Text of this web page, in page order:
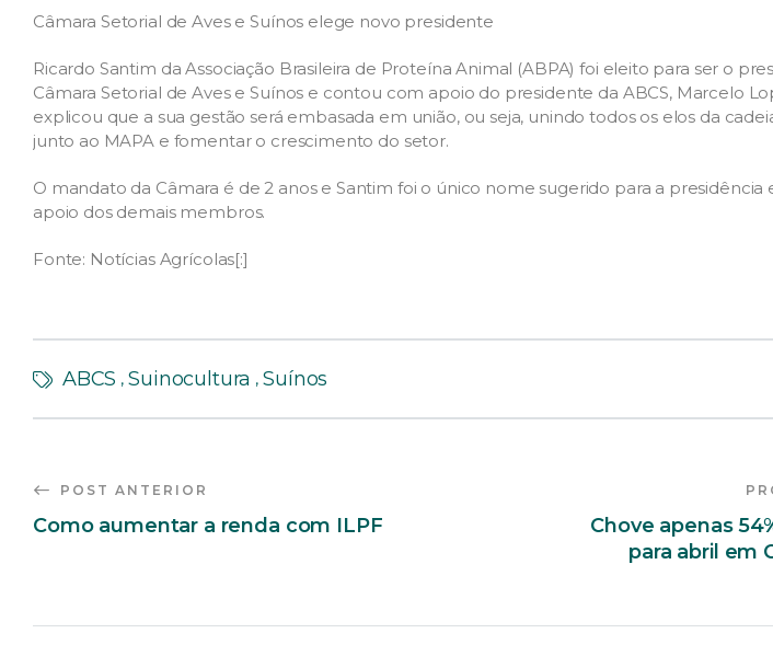
Câmara Setorial de Aves e Suínos elege novo presidente
Ricardo Santim da Associação Brasileira de Proteína Animal (ABPA) foi eleito para ser o
Câmara Setorial de Aves e Suínos e contou com apoio do presidente da ABCS, Marcelo
explicou que a sua gestão será embasada em união, ou seja, unindo todos os elos da
junto ao MAPA e fomentar o crescimento do setor.
O mandato da Câmara é de 2 anos e Santim foi o único nome sugerido para a
apoio dos demais membros.
Fonte: Notícias Agrícolas[:]
ABCS , Suinocultura , Suínos
POST ANTERIOR
Como aumentar a renda com ILPF
Chove apenas
para abril em